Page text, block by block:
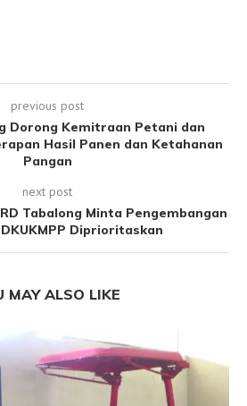
previous post
Dorong Kemitraan Petani dan
Hasil Panen dan Ketahanan
Pangan
next post
Tabalong Minta Pengembangan
Diprioritaskan
MAY ALSO LIKE